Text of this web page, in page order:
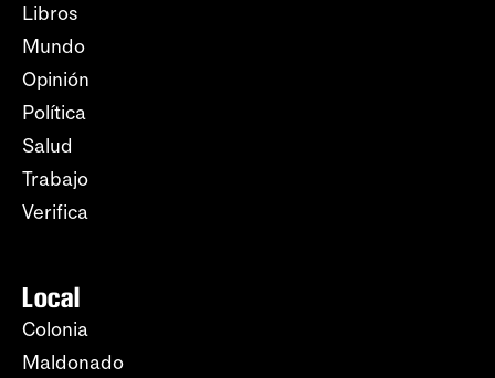
Libros
Mundo
Opinión
Política
Salud
Trabajo
Verifica
Local
Colonia
Maldonado